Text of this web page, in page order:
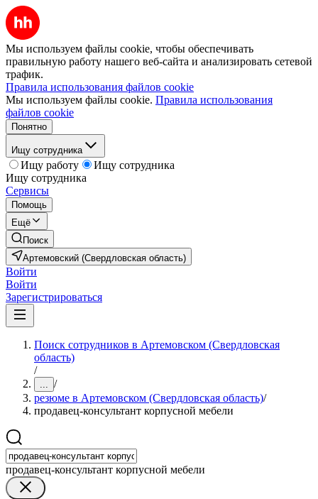
Мы используем файлы cookie, чтобы обеспечивать
правильную работу нашего веб-сайта и анализировать сетевой
трафик.
Правила использования файлов cookie
Мы используем файлы cookie. Правила использования
файлов cookie
Понятно
Ищу сотрудника
Ищу работу
Ищу сотрудника
Ищу сотрудника
Сервисы
Помощь
Ещё
Поиск
Артемовский (Свердловская область)
Войти
Войти
Зарегистрироваться
Поиск сотрудников в Артемовском (Свердловская
область)
/
... /
резюме в Артемовском (Свердловская область)/
продавец-консультант корпусной мебели
продавец-консультант корпусной мебели